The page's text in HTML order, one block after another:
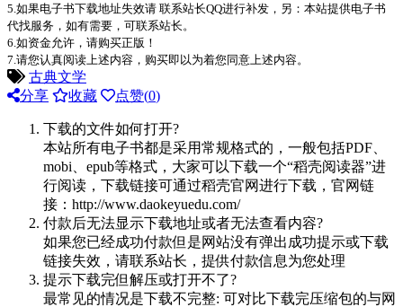
5.如果电子书下载地址失效请 联系站长QQ进行补发，另：本站提供电子书
代找服务，如有需要，可联系站长。
6.如资金允许，请购买正版！
7.请您认真阅读上述内容，购买即以为着您同意上述内容。
古典文学
分享
收藏 点赞(0)
下载的文件如何打开?
本站所有电子书都是采用常规格式的，一般包括PDF、
mobi、epub等格式，大家可以下载一个“稻壳阅读器”进
行阅读，下载链接可通过稻壳官网进行下载，官网链
接：http://www.daokeyuedu.com/
付款后无法显示下载地址或者无法查看内容?
如果您已经成功付款但是网站没有弹出成功提示或下载
链接失效，请联系站长，提供付款信息为您处理
提示下载完但解压或打开不了?
最常见的情况是下载不完整: 可对比下载完压缩包的与网